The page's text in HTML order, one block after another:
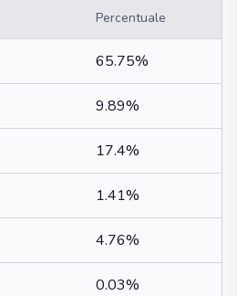
Percentuale
65.75%
9.89%
17.4%
1.41%
4.76%
0.03%